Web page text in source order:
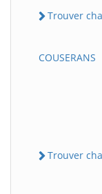
Trouver
COUSERANS
Trouver